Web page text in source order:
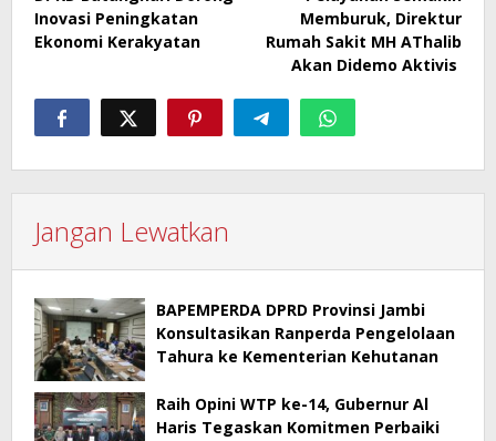
Inovasi Peningkatan
Ekonomi Kerakyatan
Memburuk, Direktur
Rumah Sakit MH AThalib
Akan Didemo Aktivis
Jangan Lewatkan
BAPEMPERDA DPRD Provinsi Jambi
Konsultasikan Ranperda Pengelolaan
Tahura ke Kementerian Kehutanan
Raih Opini WTP ke-14, Gubernur Al
Haris Tegaskan Komitmen Perbaiki